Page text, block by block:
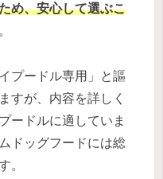
め、安心して選ぶこ
プードル専用」と謳
すが、内容を詳しく
ードルに適していま
ドッグフードには総
。